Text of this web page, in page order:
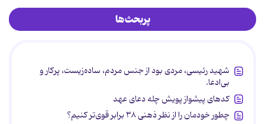
پربحث‌ها
شهید رئیسی، مردی بود از جنس مردم، ساده‌زیست، پرکار و
بی‌ادعا.
کدهای پیشواز پویش چله دعای عهد
چطور خودمان را از نظر ذهنی ۳۸ برابر قوی‌تر کنیم؟